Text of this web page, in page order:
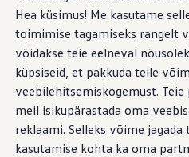
Hea küsimus! Me kasutame
toimimise tagamiseks rangelt
võidakse teie eelneval
küpsiseid, et pakkuda teile
veebilehitsemiskogemust.
meil isikupärastada oma
reklaami. Selleks võime
kasutamise kohta ka oma
juurde
juurde
Volkswagen laoautode e-
Pakkumised ja teenused
Juubelipakkumine
Autovahetus
Garantii
Volkswagen
Tasuta
Tiguani pistikhübriid
Elektriautod ja hübriidautod
kodus ja
Tuleviku e-mobiilsus sobib
ja mis kõige tähtsam -
liikvel või puhkate kodus.